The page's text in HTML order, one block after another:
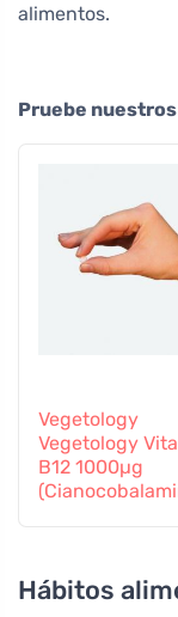
alimentos.
Pruebe
Vegetology
Vegetology
B12 1000µg
Hábitos